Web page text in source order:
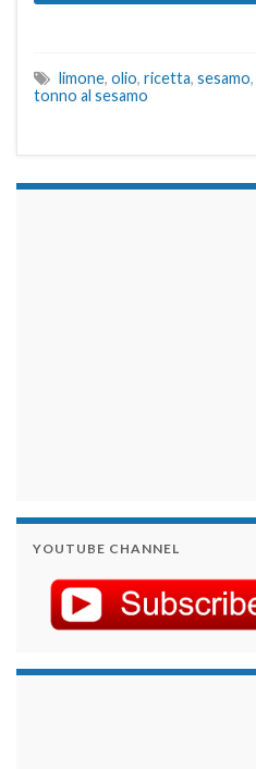
limone, olio, ricetta, sesamo,
tonno al sesamo
YOUTUBE CHANNEL